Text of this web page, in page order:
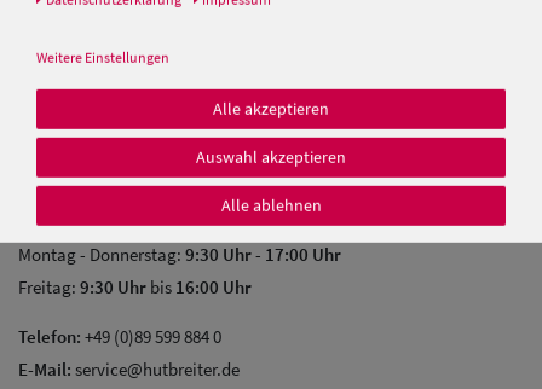
Snapback Caps
Zahlung & Versand
KONTAKT
Sie brauchen Hilfe?
Gerne beraten wir Sie persönlich!
Montag - Donnerstag: 9:30 Uhr- 17:00 Uhr
Freitag: 9:30 Uhr bis 16:00 Uhr
Telefon: +49 (0)89 599 884 0
E-Mail: service@hutbreiter.de
Weitere Einstellungen
Alle akzeptieren
Auswahl akzeptieren
Alle ablehnen